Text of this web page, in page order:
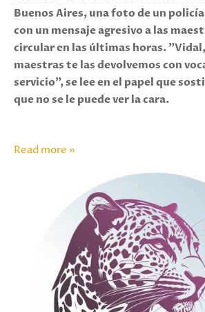
Buenos Aires, una foto de un
con un mensaje agresivo a las
circular en las últimas horas.
maestras te las devolvemos con
servicio", se lee en el papel que
que no se le puede ver la cara.
Read more »